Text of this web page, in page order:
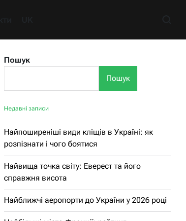
Пошук
Пошук
Недавні записи
Найпоширеніші види кліщів в Україні: як
розпізнати і чого боятися
Найвища точка світу: Еверест та його
справжня висота
Найближчі аеропорти до України у 2026 році